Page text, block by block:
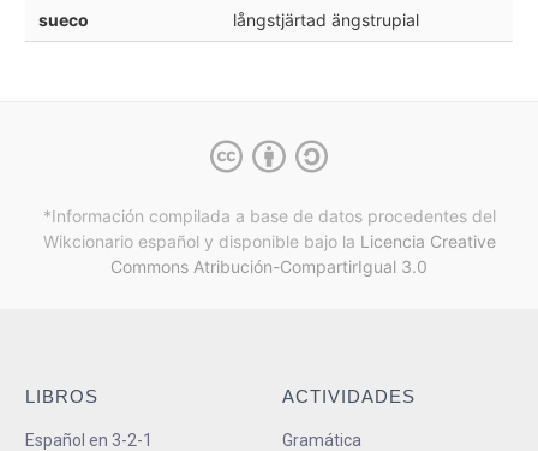
sueco långstjärtad ängstrupial
*Información compilada a base de datos procedentes del
Wikcionario español y disponible bajo la Licencia Creative
Commons Atribución-CompartirIgual 3.0
LIBROS
Español en 3-2-1
ACTIVIDADES
Gramática